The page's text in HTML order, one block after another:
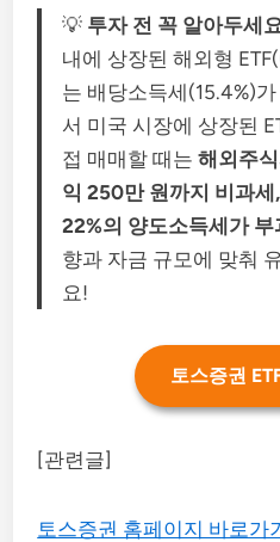
💡 투자 전 꼭 알아두세
내에 상장된 해외형
는 배당소득세(15.4%)
서 미국 시장에 상장된
접 매매할 때는해외주
익 250만 원까지 비과
22%의 양도소득세가 부
향과 자금 규모에 맞춰
요!
토스증권
[관련글]
토스증권 홈페이지 바로가